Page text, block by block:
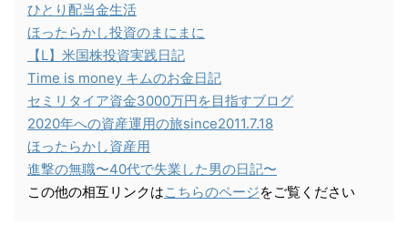
ひとり配当金生活
ほったらかし投資のまにまに
【L】米国株投資実践日記
Time is money キムのお金日記
セミリタイア資金3000万円を目指すブログ
2020年への資産運用の旅since2011.7.18
ほったらかし資産用
進撃の無職〜40代で失業した男の日記〜
この他の相互リンクはこちらのページをご覧ください